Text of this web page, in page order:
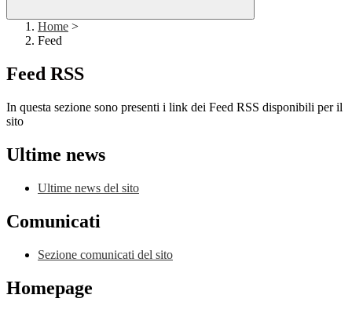
Home >
Feed
Feed RSS
In questa sezione sono presenti i link dei Feed RSS disponibili per il
sito
Ultime news
Ultime news del sito
Comunicati
Sezione comunicati del sito
Homepage